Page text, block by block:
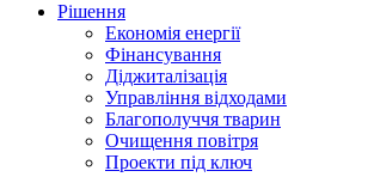
Рішення
Економія енергії
Фінансування
Діджиталізація
Управління відходами
Благополуччя тварин
Очищення повітря
Проекти під ключ